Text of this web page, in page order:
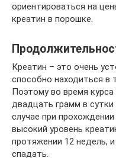
ориентироваться на
креатин в порошке.
Креатин – это очень
способно находиться в
Поэтому во время
двадцать грамм в
случае при
высокий уровень
протяжении 12 недель,
спадать.